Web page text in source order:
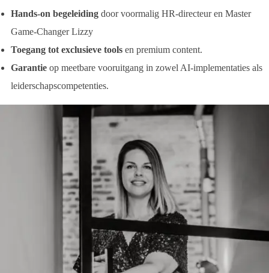
Hands-on begeleidingdoor voormalig HR-directeur en Master
Game-Changer Lizzy
Toegang tot exclusieve toolsen premium content.
Garantieop meetbare vooruitgang in zowel AI-implementaties als
leiderschapscompetenties.